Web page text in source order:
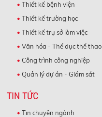
Thiết kế bệnh viện
Thiết kế trường học
Thiết kế trụ sở làm việc
Văn hóa - Thể dục thể thao
Công trình công nghiệp
Quản lý dự án - Giám sát
TIN TỨC
Tin chuyên ngành